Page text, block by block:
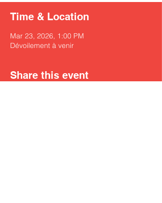
Time & Location
Mar 23, 2026, 1:00 PM
Dévoilement à venir
Share this event